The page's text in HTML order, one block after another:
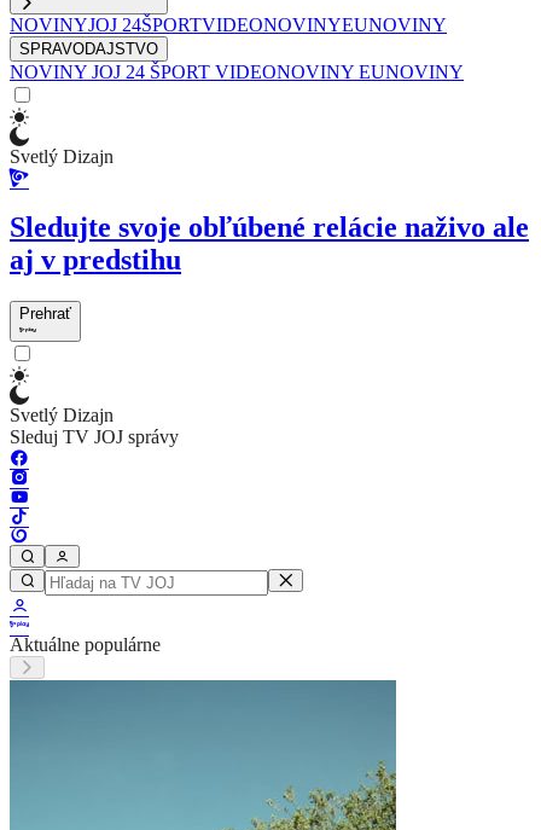
NOVINYJOJ 24ŠPORTVIDEONOVINYEUNOVINY
SPRAVODAJSTVO
NOVINY JOJ 24 ŠPORT VIDEONOVINY EUNOVINY
Svetlý Dizajn
Sledujte svoje obľúbené relácie naživo ale
aj v predstihu
Prehrať
Svetlý Dizajn
Sleduj TV JOJ správy
Aktuálne populárne